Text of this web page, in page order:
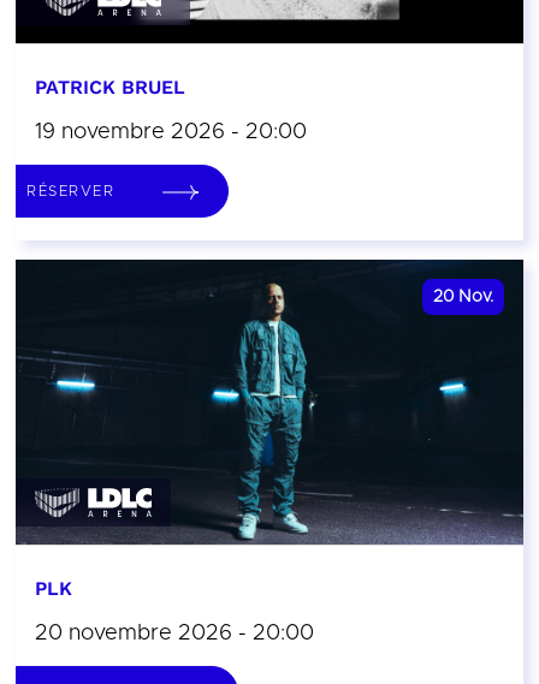
PATRICK BRUEL
19 novembre 2026 - 20:00
RÉSERVER
20 Nov.
PLK
20 novembre 2026 - 20:00